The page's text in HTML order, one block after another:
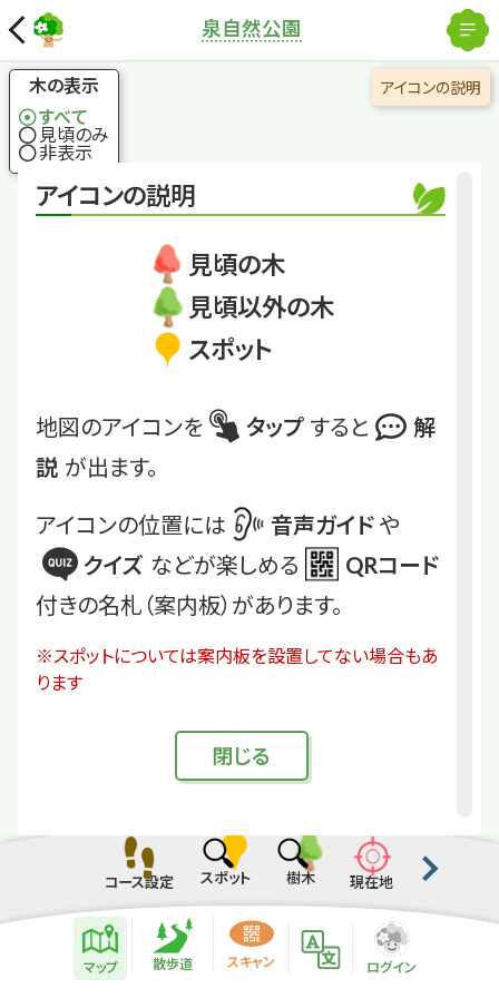
アイコンの説明
見頃の木
見頃以外の木
スポット
地図のアイコンを タップ すると
解
説 が出ます。
アイコンの位置には 音声ガイド や
クイズ などが楽しめる
QRコード
付きの名札（案内板）があります。
※スポットについては案内板を設置してない場合もあ
ります
閉じる
泉自然公園
メタセコイア
AKI16
×
国土地理院
木の表示
すべて
見頃のみ
非表示
解除
アイコンの説明
コース設定 スポット 樹木 現在地
マップ 散歩道 スキャン ログイン
散歩道紹介ページ
緑地紹介情報